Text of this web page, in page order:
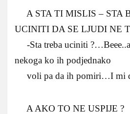
A STA TI MISLIS – STA
UCINITI DA SE LJUDI NE
-Sta treba uciniti
nekoga ko ih podjednako
voli pa da ih pomiri…I mi
A AKO TO NE USPIJE ?